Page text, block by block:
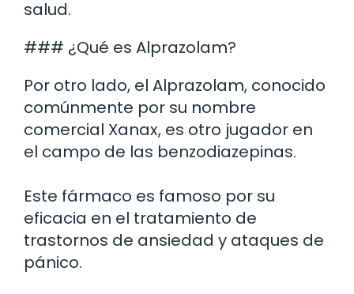
salud.
### ¿Qué es Alprazolam?
Por otro lado, el Alprazolam, conocido
comúnmente por su nombre
comercial Xanax, es otro jugador en
el campo de las benzodiazepinas.
Este fármaco es famoso por su
eficacia en el tratamiento de
trastornos de ansiedad y ataques de
pánico.